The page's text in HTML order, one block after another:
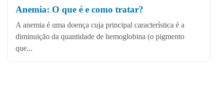
Anemia: O que é e como tratar?
A anemia é uma doença cuja principal característica é a
diminuição da quantidade de hemoglobina (o pigmento
que...